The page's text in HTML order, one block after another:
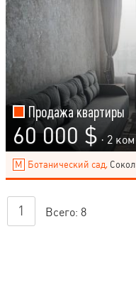
Продажа квартиры
60 000 $ · 2
Ботанический сад,
1 Всего: 8